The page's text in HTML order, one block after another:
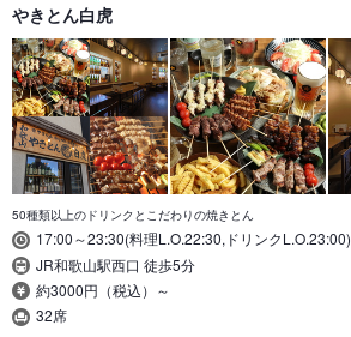
やきとん白虎
50種類以上のドリンクとこだわりの焼きとん
17:00～23:30(料理L.O.22:30,ドリンクL.O.23:00)
JR和歌山駅西口 徒歩5分
約3000円（税込）～
32席